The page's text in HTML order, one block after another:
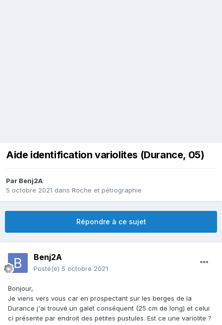
Aide identification variolites (Durance, 05)
Par Benj2A
5 octobre 2021 dans Roche et pétrographie
Répondre à ce sujet
Benj2A
Posté(e) 5 octobre 2021
Bonjour,
Je viens vers vous car en prospectant sur les berges de la
Durance j'ai trouvé un galet conséquent (25 cm de long) et celui
ci présente par endroit des petites pustules. Est ce une variolite ?